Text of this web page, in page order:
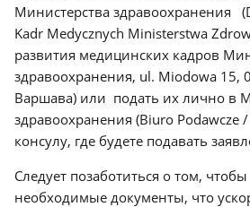
Министерства здравоохранения
Kadr Medycznych Ministerstwa
развития медицинских кадров
здравоохранения, ul. Miodowa 15,
Варшава) или подать их лично в
здравоохранения (Biuro Podawcze
консулу, где будете подавать
Следует позаботиться о том,
необходимые документы, что